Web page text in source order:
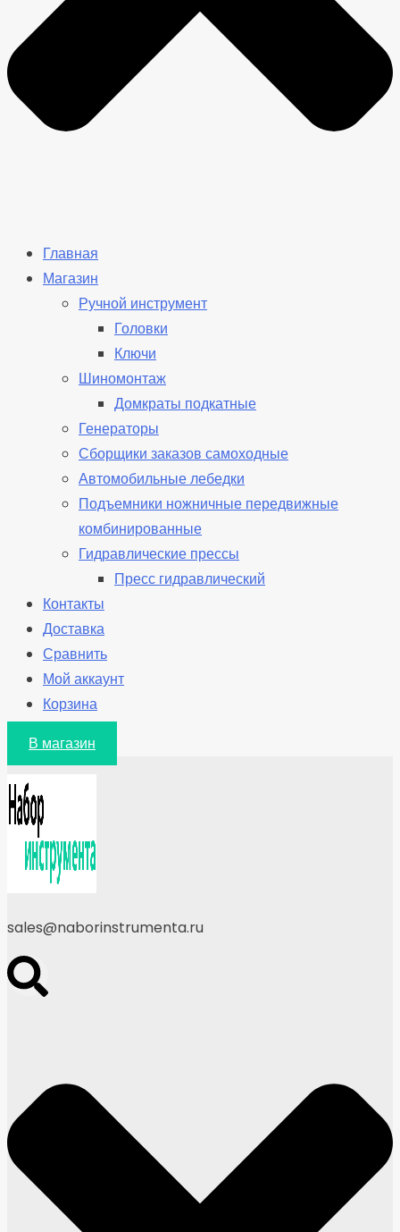
Главная
Магазин
Ручной инструмент
Головки
Ключи
Шиномонтаж
Домкраты подкатные
Генераторы
Сборщики заказов самоходные
Автомобильные лебедки
Подъемники ножничные передвижные
комбинированные
Гидравлические прессы
Пресс гидравлический
Контакты
Доставка
Сравнить
Мой аккаунт
Корзина
В магазин
sales@naborinstrumenta.ru